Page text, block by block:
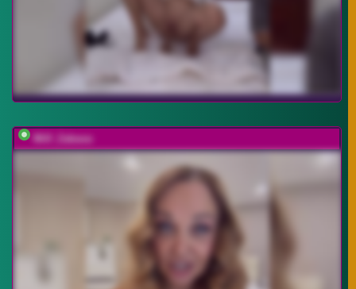
Milf_Zabava